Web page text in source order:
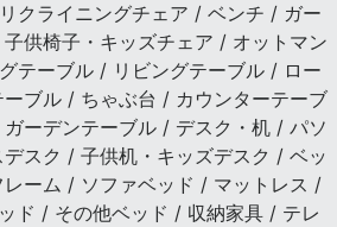
クライニングチェア / ベンチ / ガー
供椅子・キッズチェア / オットマン
テーブル / リビングテーブル / ロー
ブル / ちゃぶ台 / カウンターテーブ
ーデンテーブル / デスク・机 / パソ
スク / 子供机・キッズデスク / ベッ
レーム / ソファベッド / マットレス /
ド / その他ベッド / 収納家具 / テレ